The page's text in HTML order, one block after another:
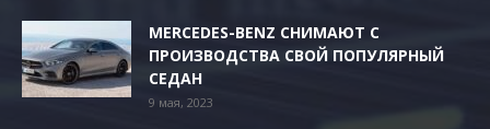
MERCEDES-BENZ СНИМАЮТ С
ПРОИЗВОДСТВА СВОЙ ПОПУЛЯРНЫЙ
СЕДАН
9 мая, 2023